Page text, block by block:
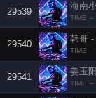
29539
海南
TIME --
29540
韩哥 -
TIME --
29541
姜玉
TIME --